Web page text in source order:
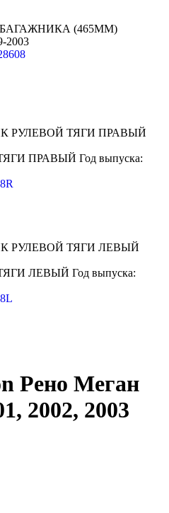
(465ММ)
2003
ПРАВЫЙ Год выпуска:
ЛЕВЫЙ Год выпуска:
Рено Меган
2002, 2003